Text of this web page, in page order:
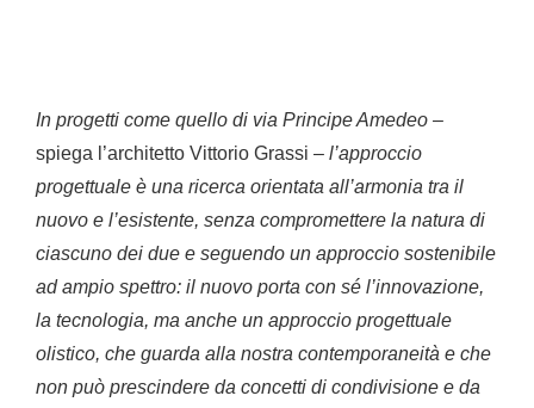
In progetti come quello di via Principe Amedeo –
spiega l’architetto Vittorio Grassi – l’approccio
progettuale è una ricerca orientata all’armonia tra il
nuovo e l’esistente, senza compromettere la natura di
ciascuno dei due e seguendo un approccio sostenibile
ad ampio spettro: il nuovo porta con sé l’innovazione,
la tecnologia, ma anche un approccio progettuale
olistico, che guarda alla nostra contemporaneità e che
non può prescindere da concetti di condivisione e da